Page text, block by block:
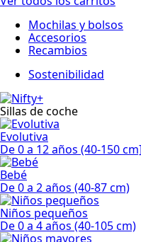
Mochilas y bolsos
Accesorios
Recambios
Sostenibilidad
Sillas de coche
Evolutiva
De 0 a 12 años (40-150 cm]
Bebé
De 0 a 2 años (40-87 cm)
Niños pequeños
De 0 a 4 años (40-105 cm)